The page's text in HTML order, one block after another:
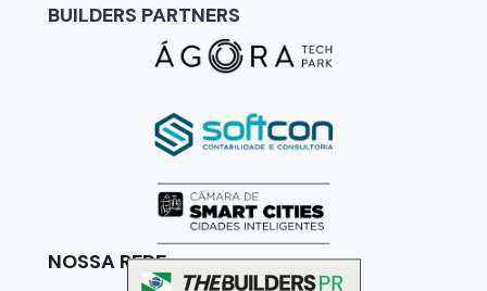
BUILDERS PARTNERS
NOSSA REDE